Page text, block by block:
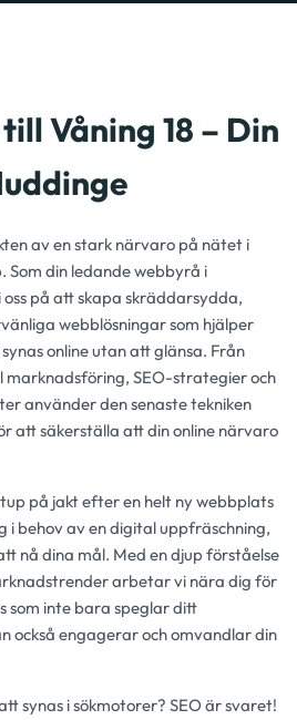
Våning 18 – Din
av en stark närvaro på nätet i
Som din ledande webbyrå i
på att skapa skräddarsydda,
webblösningar som hjälper
online utan att glänsa. Från
marknadsföring, SEO-strategier och
använder den senaste tekniken
att säkerställa att din online närvaro
på jakt efter en helt ny webbplats
behov av en digital uppfräschning,
nå dina mål. Med en djup förståelse
arbetar vi nära dig för
som inte bara speglar ditt
också engagerar och omvandlar din
synas i sökmotorer? SEO är svaret!